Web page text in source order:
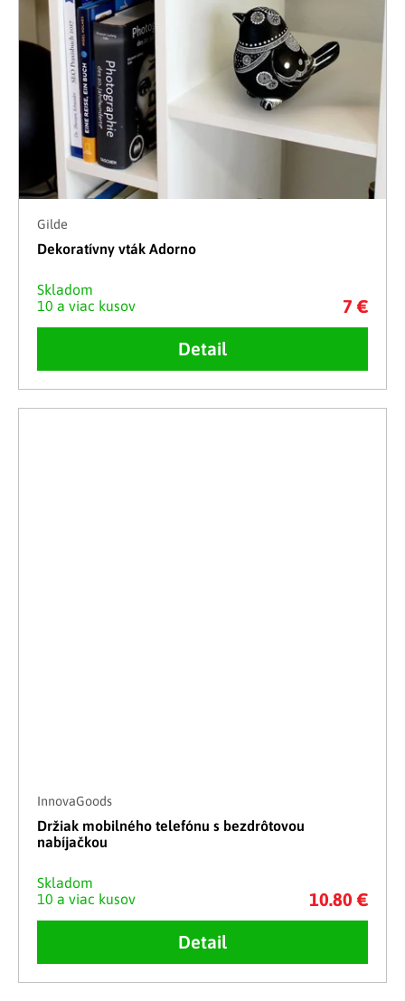
Gilde
Dekoratívny vták Adorno
Skladom
10 a viac kusov
7 €
Detail
InnovaGoods
Držiak mobilného telefónu s bezdrôtovou
nabíjačkou
Skladom
10 a viac kusov
10.80 €
Detail